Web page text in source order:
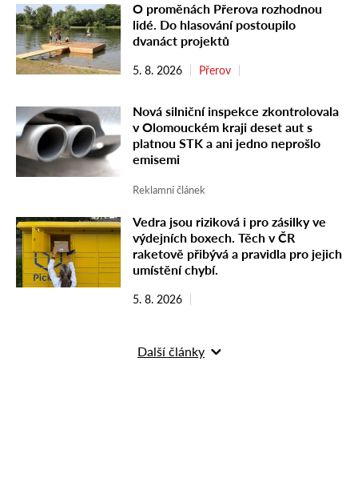
O proměnách Přerova rozhodnou
lidé. Do hlasování postoupilo
dvanáct projektů
5. 8. 2026 Přerov
Nová silniční inspekce zkontrolovala
v Olomouckém kraji deset aut s
platnou STK a ani jedno neprošlo
emisemi
Reklamní článek
Vedra jsou riziková i pro zásilky ve
výdejních boxech. Těch v ČR
raketově přibývá a pravidla pro jejich
umístění chybí.
5. 8. 2026
Další články